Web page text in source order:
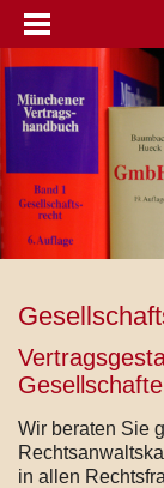
Wir beraten Sie
in allen